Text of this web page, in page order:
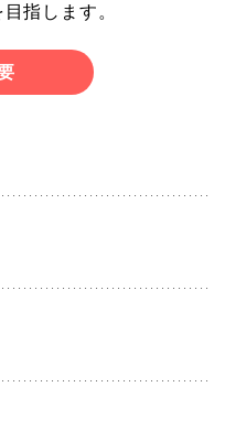
指します。